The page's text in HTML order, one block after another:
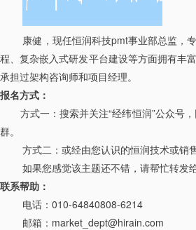
康健，现任恒润科技pmt事业部总监，专
程、复杂嵌入式研发平台建设等方面拥有丰
承担过架构咨询师和项目经理。
报名方式：
方式一：搜索并关注“经纬恒润”公众号
群。
方式二：或经由您认识的恒润技术或销
如果您感觉该主题还不错，请帮忙转发给
联系帮助：
电话：010-64840808-6214
邮箱： market_dept@hirain.com